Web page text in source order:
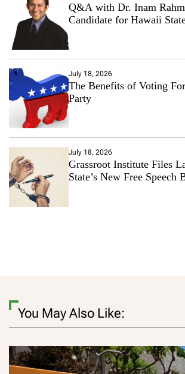
Q&A with Dr. Inam
Candidate for Hawaii
July 18, 2026
The Benefits of Voting
Party
July 18, 2026
Grassroot Institute Files
State’s New Free Speech
You May Also Like: